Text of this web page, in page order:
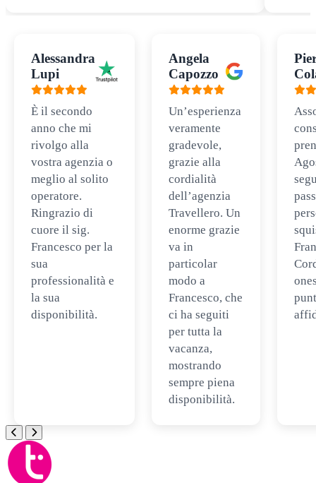
Alessandra
Lupi
È il secondo
anno che mi
rivolgo alla
vostra agenzia o
meglio al solito
operatore.
Ringrazio di
cuore il sig.
Francesco per la
sua
professionalità e
la sua
disponibilità.
Angela
Capozzo
Un’esperienza
veramente
gradevole,
grazie alla
cordialità
dell’agenzia
Travellero. Un
enorme grazie
va in
particolar
modo a
Francesco, che
ci ha seguiti
per tutta la
vacanza,
mostrando
sempre piena
disponibilità.